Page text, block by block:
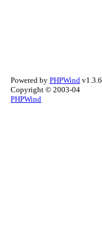
Powered by PHPWind v1.3.6
Copyright © 2003-04
PHPWind